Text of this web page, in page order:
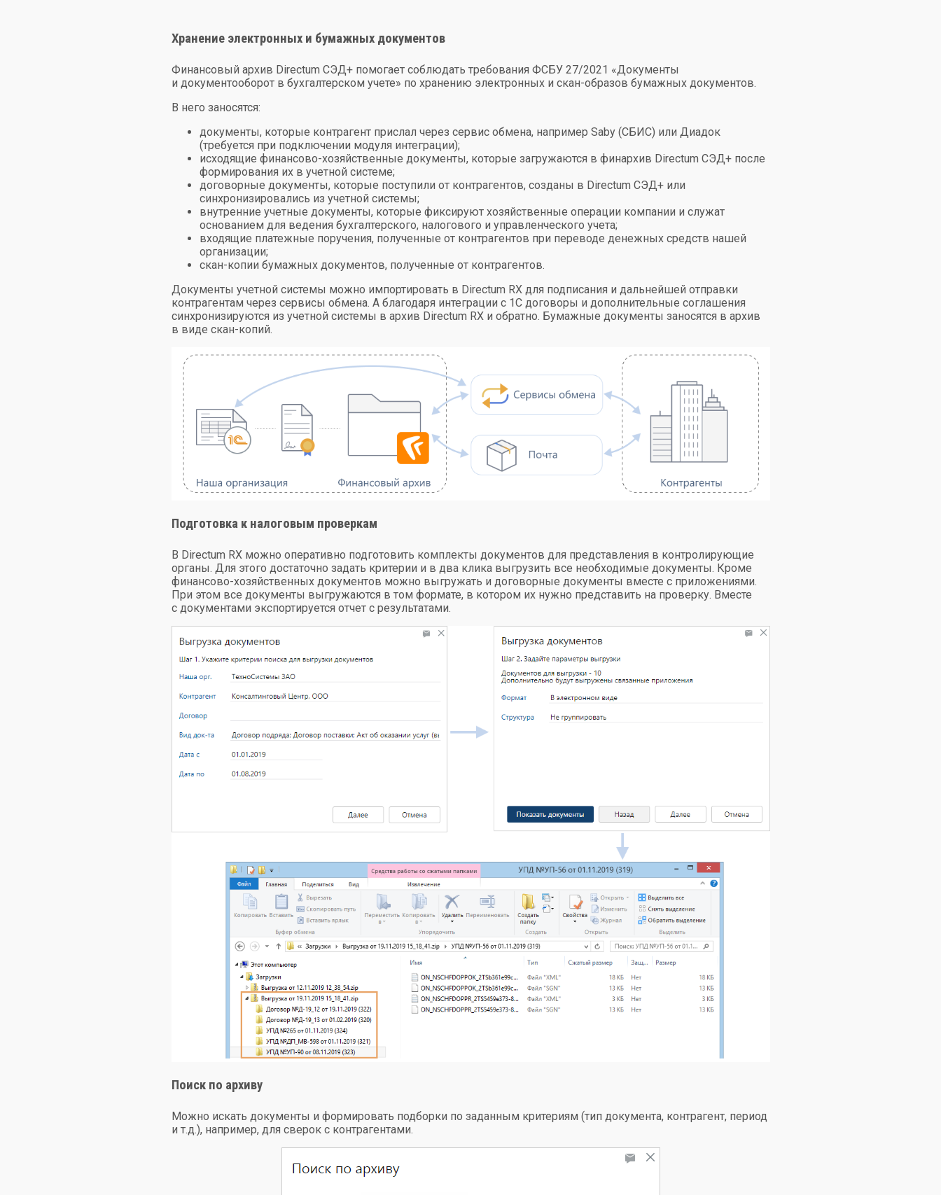
Хранение электронных и бумажных документов
Финансовый архив Directum СЭД+ помогает соблюдать требования ФСБУ 27/2021 «Документы
и документооборот в бухгалтерском учете» по хранению электронных и скан-образов бумажных документов.
В него заносятся:
документы, которые контрагент прислал через сервис обмена, например Saby (СБИС) или Диадок
(требуется при подключении модуля интеграции);
исходящие финансово-хозяйственные документы, которые загружаются в финархив Directum СЭД+ после
формирования их в учетной системе;
договорные документы, которые поступили от контрагентов, созданы в Directum СЭД+ или
синхронизировались из учетной системы;
внутренние учетные документы, которые фиксируют хозяйственные операции компании и служат
основанием для ведения бухгалтерского, налогового и управленческого учета;
входящие платежные поручения, полученные от контрагентов при переводе денежных средств нашей
организации;
скан-копии бумажных документов, полученные от контрагентов.
Документы учетной системы можно импортировать в Directum RX для подписания и дальнейшей отправки
контрагентам через сервисы обмена. А благодаря интеграции с 1Сдоговоры и дополнительные соглашения
синхронизируются из учетной системы в архив Directum RX и обратно. Бумажные документы заносятся в архив
в виде скан-копий.
Подготовка к налоговым проверкам
В Directum RX можно оперативно подготовить комплекты документов для представления в контролирующие
органы. Для этого достаточно задать критерии и в два клика выгрузить все необходимые документы. Кроме
финансово-хозяйственных документов можно выгружать и договорные документы вместе с приложениями.
При этом все документы выгружаются в том формате, в котором их нужно представить на проверку. Вместе
с документами экспортируется отчет с результатами.
Поиск по архиву
Можно искать документы и формировать подборки по заданным критериям (тип документа, контрагент, период
и т.д.), например, для сверок с контрагентами.